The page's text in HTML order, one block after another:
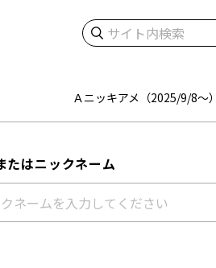
検索
Ａニッキアメ（2025/9/8～）
たはニックネーム